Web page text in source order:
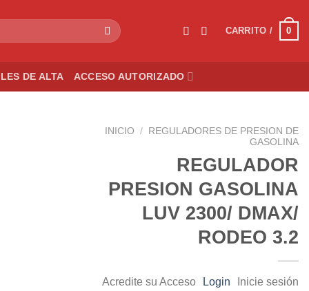
CARRITO / 0
DE ALTA ACCESO AUTORIZADO
INICIO /
REGULADORES DE PRESION DE
GASOLINA
REGULADOR
PRESION GASOLINA
LUV 2300/ DMAX/
RODEO 3.2
Acredite su Acceso Login
Inicie sesión